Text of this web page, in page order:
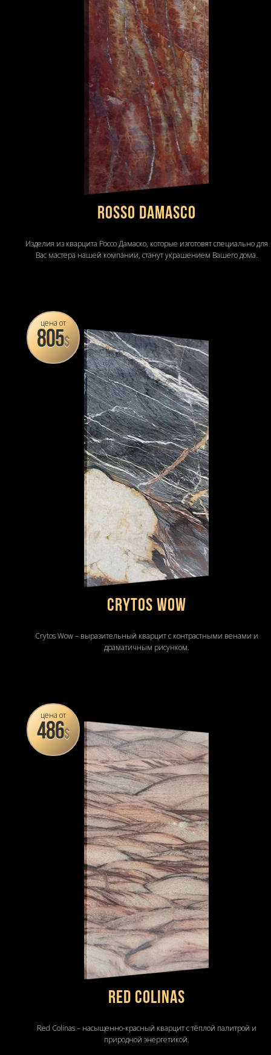
ROSSO DAMASCO
Изделия из кварцита Россо Дамаско, которые изготовят специально для
Вас мастера нашей компании, станут украшением Вашего дома.
цена от
805$
Crytos Wow
Crytos Wow – выразительный кварцит с контрастными венами и
драматичным рисунком.
цена от
486$
Red Colinas
Red Colinas – насыщенно-красный кварцит с тёплой палитрой и
природной энергетикой.